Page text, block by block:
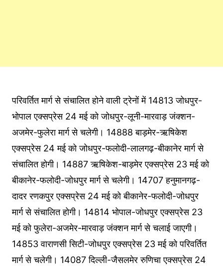
परिवर्तित मार्ग से संचालित होने वाली ट्रेनों में 14813 जोधपुर-
भोपाल एक्सप्रेस 24 मई को जोधपुर-लूनी-मारवाड़ जंक्शन-
अजमेर-फुलेरा मार्ग से चलेगी। 14888 बाड़मेर-ऋषिकेश
एक्सप्रेस 24 मई को जोधपुर-फलोदी-लालगढ़-बीकानेर मार्ग से
संचालित होगी। 14887 ऋषिकेश-बाड़मेर एक्सप्रेस 23 मई को
बीकानेर-फलोदी-जोधपुर मार्ग से चलेगी। 14707 हनुमानगढ़-
दादर रणकपुर एक्सप्रेस 24 मई को बीकानेर-फलोदी-जोधपुर
मार्ग से संचालित होगी। 14814 भोपाल-जोधपुर एक्सप्रेस 23
मई को फुलेरा-अजमेर-मारवाड़ जंक्शन मार्ग से चलाई जाएगी।
14853 वाराणसी सिटी-जोधपुर एक्सप्रेस 23 मई को परिवर्तित
मार्ग से चलेगी। 14087 दिल्ली-जैसलमेर रुणिचा एक्सप्रेस 24